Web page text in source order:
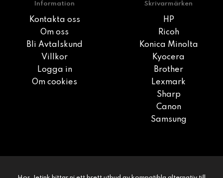
Information
Kontakta oss
Om oss
Bli Avtalskund
Villkor
Logga in
Om cookies
Skrivarmärken
HP
Ricoh
Konica Minolta
Kyocera
Brother
Lexmark
Sharp
Canon
Samsung